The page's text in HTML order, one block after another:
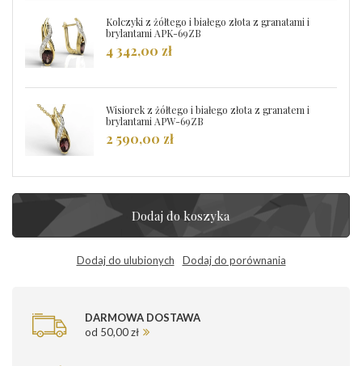
Kolczyki z żółtego i białego złota z granatami i
brylantami APK-69ZB
4 342,00 zł
Wisiorek z żółtego i białego złota z granatem i
brylantami APW-69ZB
2 590,00 zł
Dodaj do koszyka
Dodaj do ulubionych Dodaj do porównania
DARMOWA DOSTAWA
od 50,00 zł